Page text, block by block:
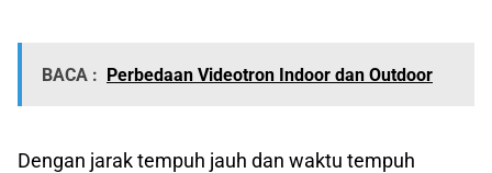
BACA : Perbedaan Videotron Indoor dan Outdoor
Dengan jarak tempuh jauh dan waktu tempuh